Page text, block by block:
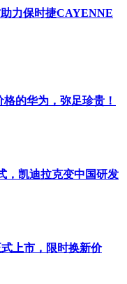
力保时捷CAYENNE
的华为，弥足珍贵！
，凯迪拉克变中国研发
上市，限时换新价